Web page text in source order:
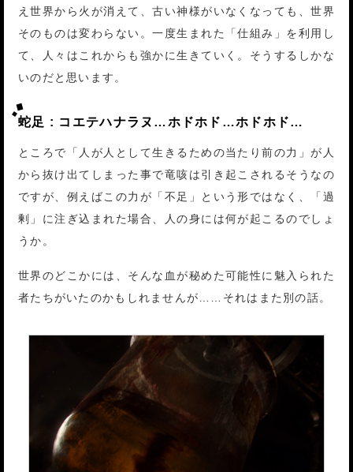
え世界から火が消えて、古い神様がいなくなっても、世界
そのものは変わらない。一度生まれた「仕組み」を利用し
て、人々はこれからも強かに生きていく。そうするしかな
いのだと思います。
蛇足 : コエテハナラヌ…ホドホド…ホドホド…
ところで「人が人として生きるための当たり前の力」が人
から抜け出てしまった事で竜咳は引き起こされるそうなの
ですが、例えばこの力が「不足」という形ではなく、「過
剰」に注ぎ込まれた場合、人の身には何が起こるのでしょ
うか。
世界のどこかには、そんな血が秘めた可能性に魅入られた
者たちがいたのかもしれませんが……それはまた別の話。